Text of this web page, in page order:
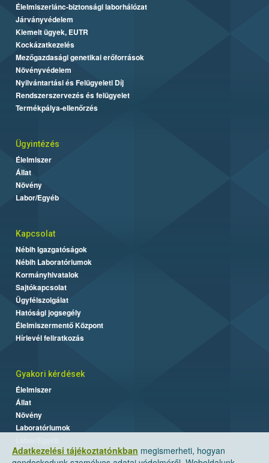
Adatkezelési tájékoztatónkban megismerheti, hogyan
Élelmiszerlánc-biztonsági laborhálózat
Járványvédelem
Kiemelt ügyek, EUTR
Kockázatkezelés
Mezőgazdasági genetikai erőforrások
Növényvédelem
Nyilvántartási és Felügyeleti Díj
Rendszerszervezés és felügyelet
Termékpálya-ellenőrzés
Ügyintézés
Élelmiszer
Állat
Növény
Labor/Egyéb
Kapcsolat
Nébih Igazgatóságok
Nébih Laboratóriumok
Kormányhivatalok
Sajtókapcsolat
Ügyfélszolgálat
Hatósági jogsegély
Élelmiszermentő Központ
Hírlevél feliratkozás
Gyakori kérdések
Élelmiszer
Állat
Növény
Laboratóriumok